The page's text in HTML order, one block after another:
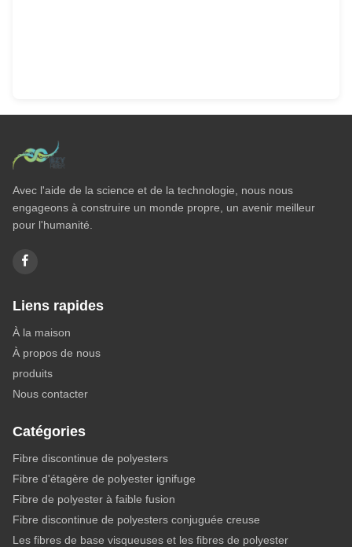
Avec l'aide de la science et de la technologie, nous nous
engageons à construire un monde propre, un avenir meilleur
pour l'humanité.
Liens rapides
À la maison
À propos de nous
produits
Nous contacter
Catégories
Fibre discontinue de polyesters
Fibre d'étagère de polyester ignifuge
Fibre de polyester à faible fusion
Fibre discontinue de polyesters conjuguée creuse
Les fibres de base visqueuses et les fibres de polyester